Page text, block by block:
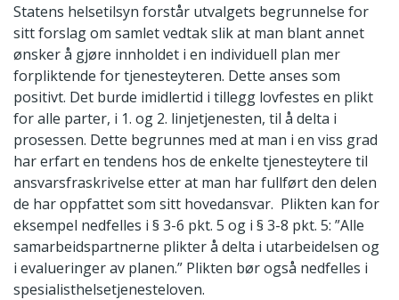
Statens helsetilsyn forstår utvalgets begrunnelse for
sitt forslag om samlet vedtak slik at man blant annet
ønsker å gjøre innholdet i en individuell plan mer
forpliktende for tjenesteyteren. Dette anses som
positivt. Det burde imidlertid i tillegg lovfestes en plikt
for alle parter, i 1. og 2. linjetjenesten, til å delta i
prosessen. Dette begrunnes med at man i en viss grad
har erfart en tendens hos de enkelte tjenesteytere til
ansvarsfraskrivelse etter at man har fullført den delen
de har oppfattet som sitt hovedansvar. Plikten kan for
eksempel nedfelles i § 3-6 pkt. 5 og i § 3-8 pkt. 5: ”Alle
samarbeidspartnerne plikter å delta i utarbeidelsen og
i evalueringer av planen.” Plikten bør også nedfelles i
spesialisthelsetjenesteloven.